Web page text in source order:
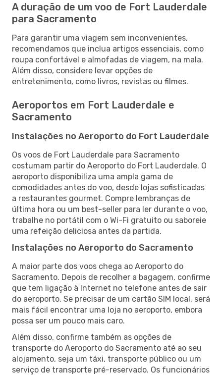
A duração de um voo de Fort Lauderdale
para Sacramento
Para garantir uma viagem sem inconvenientes,
recomendamos que inclua artigos essenciais, como
roupa confortável e almofadas de viagem, na mala.
Além disso, considere levar opções de
entretenimento, como livros, revistas ou filmes.
Aeroportos em Fort Lauderdale e
Sacramento
Instalações no Aeroporto do Fort Lauderdale
Os voos de Fort Lauderdale para Sacramento
costumam partir do Aeroporto do Fort Lauderdale. O
aeroporto disponibiliza uma ampla gama de
comodidades antes do voo, desde lojas sofisticadas
a restaurantes gourmet. Compre lembranças de
última hora ou um best-seller para ler durante o voo,
trabalhe no portátil com o Wi-Fi gratuito ou saboreie
uma refeição deliciosa antes da partida.
Instalações no Aeroporto do Sacramento
A maior parte dos voos chega ao Aeroporto do
Sacramento. Depois de recolher a bagagem, confirme
que tem ligação à Internet no telefone antes de sair
do aeroporto. Se precisar de um cartão SIM local, será
mais fácil encontrar uma loja no aeroporto, embora
possa ser um pouco mais caro.
Além disso, confirme também as opções de
transporte do Aeroporto do Sacramento até ao seu
alojamento, seja um táxi, transporte público ou um
serviço de transporte pré-reservado. Os funcionários